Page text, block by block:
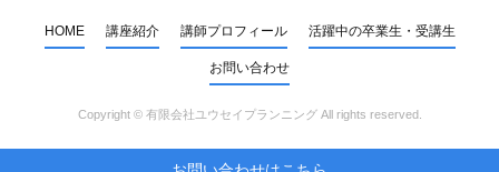
HOME 講座紹介 講師プロフィール 活躍中の卒業生・受講生
お問い合わせ
Copyright © 有限会社ユウセイプランニングAll rights reserved.